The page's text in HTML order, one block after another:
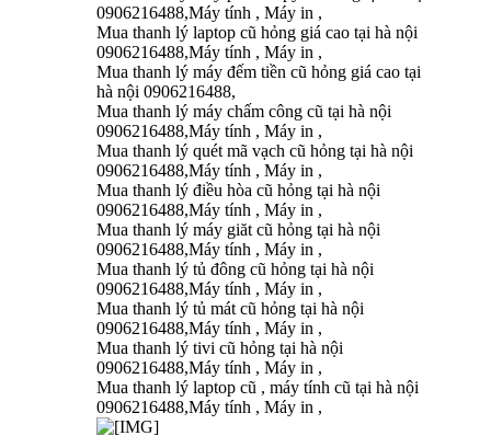
0906216488,Máy tính , Máy in ,
Mua thanh lý laptop cũ hỏng giá cao tại hà nội
0906216488,Máy tính , Máy in ,
Mua thanh lý máy đếm tiền cũ hỏng giá cao tại
hà nội 0906216488,
Mua thanh lý máy chấm công cũ tại hà nội
0906216488,Máy tính , Máy in ,
Mua thanh lý quét mã vạch cũ hỏng tại hà nội
0906216488,Máy tính , Máy in ,
Mua thanh lý điều hòa cũ hỏng tại hà nội
0906216488,Máy tính , Máy in ,
Mua thanh lý máy giăt cũ hỏng tại hà nội
0906216488,Máy tính , Máy in ,
Mua thanh lý tủ đông cũ hỏng tại hà nội
0906216488,Máy tính , Máy in ,
Mua thanh lý tủ mát cũ hỏng tại hà nội
0906216488,Máy tính , Máy in ,
Mua thanh lý tivi cũ hỏng tại hà nội
0906216488,Máy tính , Máy in ,
Mua thanh lý laptop cũ , máy tính cũ tại hà nội
0906216488,Máy tính , Máy in ,